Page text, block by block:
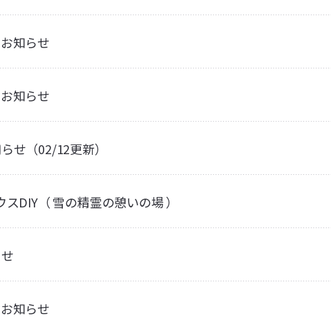
知らせ
知らせ
せ（02/12更新）
DIY（ 雪の精霊の憩いの場 ）
知らせ